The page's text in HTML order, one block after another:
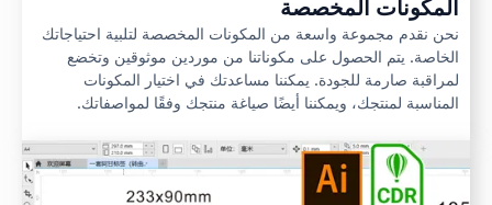
المكونات المخصصة
نحن نقدم مجموعة واسعة من المكونات المخصصة لتلبية احتياجاتك
الخاصة. يتم الحصول على مكوناتنا من موردين موثوقين وتخضع
لمراقبة صارمة للجودة. يمكننا مساعدتك في اختيار المكونات
المناسبة لمنتجك، ويمكننا أيضًا صياغة منتجك وفقًا لمواصفاتك.